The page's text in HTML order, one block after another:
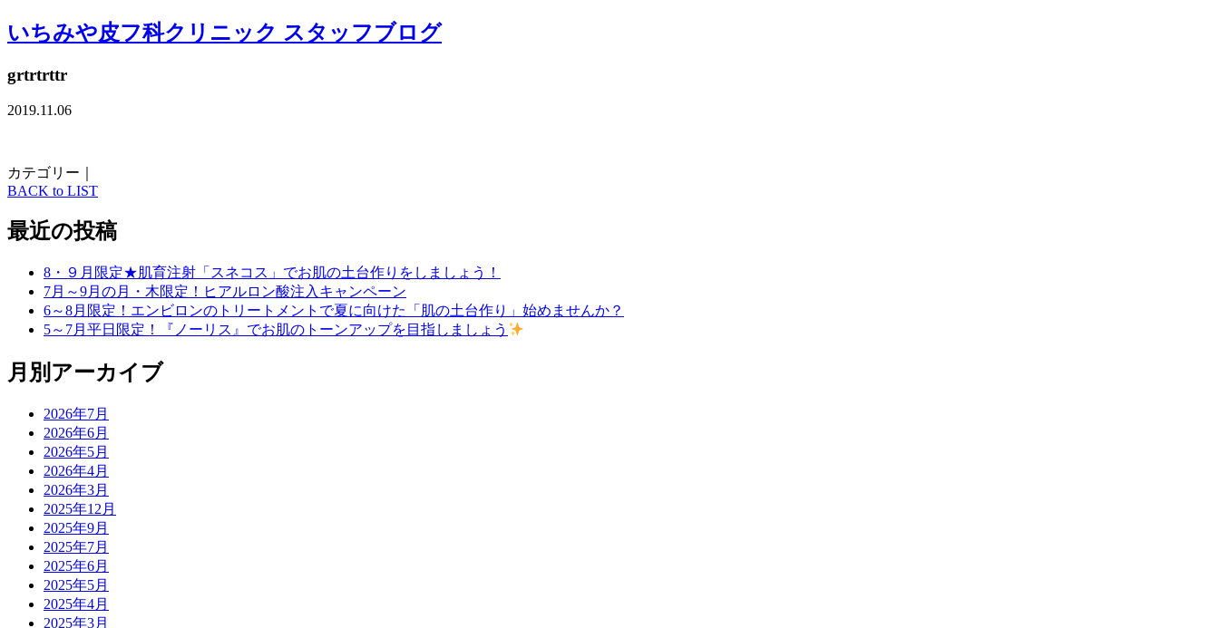
いちみや皮フ科クリニック スタッフブログ
grtrtrttr
2019.11.06
カテゴリー｜
BACK to LIST
最近の投稿
8・９月限定★肌育注射「スネコス」でお肌の土台作りをしましょう！
7月～9月の月・木限定！ヒアルロン酸注入キャンペーン
6～8月限定！エンビロンのトリートメントで夏に向けた「肌の土台作り」始めませんか？
5～7月平日限定！『ノーリス』でお肌のトーンアップを目指しましょう
月別アーカイブ
2026年7月
2026年6月
2026年5月
2026年4月
2026年3月
2025年12月
2025年9月
2025年7月
2025年6月
2025年5月
2025年4月
2025年3月